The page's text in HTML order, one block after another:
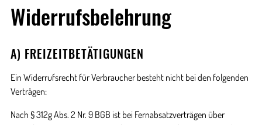
Widerrufsbelehrung
A) FREIZEITBETÄTIGUNGEN
Ein Widerrufsrecht für Verbraucher besteht nicht bei den folgenden
Verträgen:
Nach § 312g Abs. 2 Nr. 9 BGB ist bei Fernabsatzverträgen über